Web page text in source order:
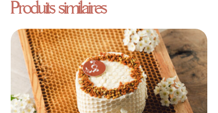
Produits similaires